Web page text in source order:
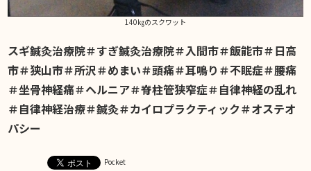
140㎏のスクワット
スギ鍼灸治療院＃すぎ鍼灸治療院＃入間市＃飯能市＃日高
市＃狭山市＃所沢＃めまい＃頭痛＃耳鳴り＃不眠症＃腰痛
＃坐骨神経痛＃ヘルニア＃脊柱管狭窄症＃自律神経の乱れ
＃自律神経治療＃鍼灸＃カイロプラクティック＃オステオ
パシー
Pocket